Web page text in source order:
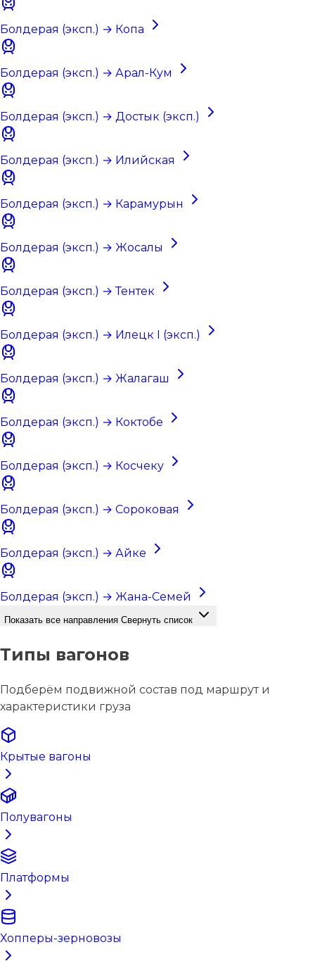
Болдерая (эксп.) → Копа
Болдерая (эксп.) → Арал-Кум
Болдерая (эксп.) → Достык (эксп.)
Болдерая (эксп.) → Илийская
Болдерая (эксп.) → Карамурын
Болдерая (эксп.) → Жосалы
Болдерая (эксп.) → Тентек
Болдерая (эксп.) → Илецк I (эксп.)
Болдерая (эксп.) → Жалагаш
Болдерая (эксп.) → Коктобе
Болдерая (эксп.) → Косчеку
Болдерая (эксп.) → Сороковая
Болдерая (эксп.) → Айке
Болдерая (эксп.) → Жана-Семей
Показать все направления Свернуть список
Типы вагонов
Подберём подвижной состав под маршрут и
характеристики груза
Крытые вагоны
Полувагоны
Платформы
Хопперы-зерновозы